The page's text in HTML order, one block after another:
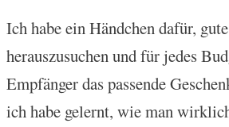
Ich habe ein Händchen dafür,
herauszusuchen und für jedes
Empfänger das passende
ich habe gelernt, wie man